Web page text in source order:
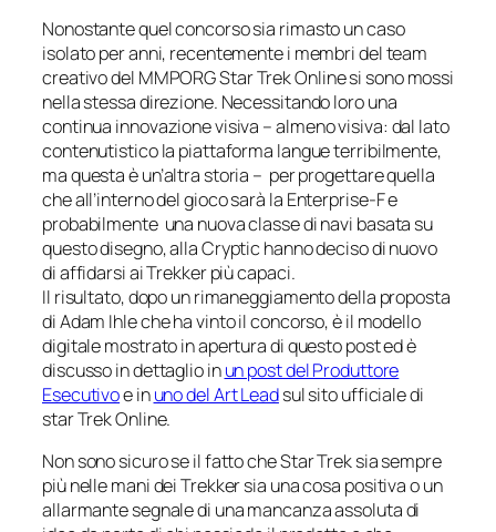
Nonostante quel concorso sia rimasto un caso
isolato per anni, recentemente i membri del team
creativo del MMPORGStar Trek Onlinesi sono mossi
nella stessa direzione. Necessitando loro una
continua innovazione visiva –almenovisiva: dal lato
contenutistico la piattaforma langue terribilmente,
ma questa è un’altra storia – per progettare quella
che all’interno del gioco sarà la Enterprise-Fe
probabilmente una nuova classe di navi basata su
questo disegno, alla Cryptic hanno deciso di nuovo
di affidarsi ai Trekker più capaci.
Il risultato, dopo un rimaneggiamento della proposta
di Adam Ihle che ha vinto il concorso, è il modello
digitale mostrato in apertura di questo post ed è
discusso in dettaglio inun post del Produttore
Esecutivoe inuno del Art Leadsul sito ufficiale di
star Trek Online.
Non sono sicuro se il fatto cheStar Treksia sempre
più nelle mani dei Trekker sia una cosa positiva o un
allarmante segnale di una mancanza assoluta di